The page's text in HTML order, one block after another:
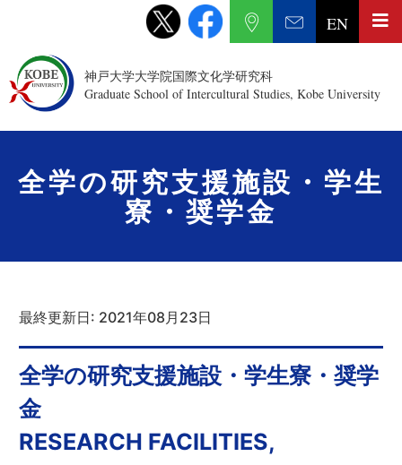
神戸大学大学院国際文化学研究科
Graduate School of Intercultural Studies, Kobe University
EN
全学の研究支援施設・学生
寮・奨学金
最終更新日: 2021年08月23日
全学の研究支援施設・学生寮・奨学
金
RESEARCH FACILITIES,